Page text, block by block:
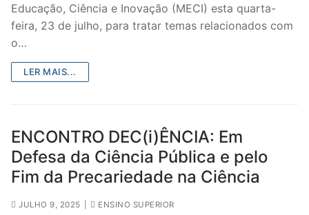
Educação, Ciência e Inovação (MECI) esta quarta-
feira, 23 de julho, para tratar temas relacionados com
o…
LER MAIS...
ENCONTRO DEC(i)ÊNCIA: Em
Defesa da Ciência Pública e pelo
Fim da Precariedade na Ciência
JULHO 9, 2025 ENSINO SUPERIOR